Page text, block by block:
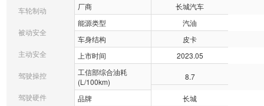
车轮制动
被动安全
主动安全
驾驶操控
驾驶硬件
厂商
长城汽车
能源类型
汽油
车身结构
皮卡
上市时间
2023.05
工信部综合油耗
(L/100km)
8.7
品牌
长城